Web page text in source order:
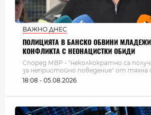
ВАЖНО ДНЕС
ПОЛИЦИЯТА В БАНСКО ОБВИНИ
КОНФЛИКТА С НЕОНАЦИСТКИ ОБИДИ
Според МВР - "неколкократно са
за непристойно поведение" от тяхна
18:08 - 05.08.2026